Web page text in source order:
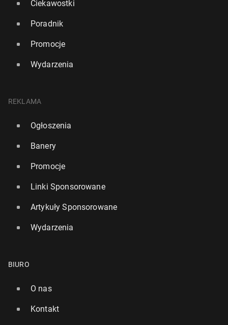
Ciekawostki
Poradnik
Promocje
Wydarzenia
REKLAMA
Ogłoszenia
Banery
Promocje
Linki Sponsorowane
Artykuły Sponsorowane
Wydarzenia
BIURO
O nas
Kontakt